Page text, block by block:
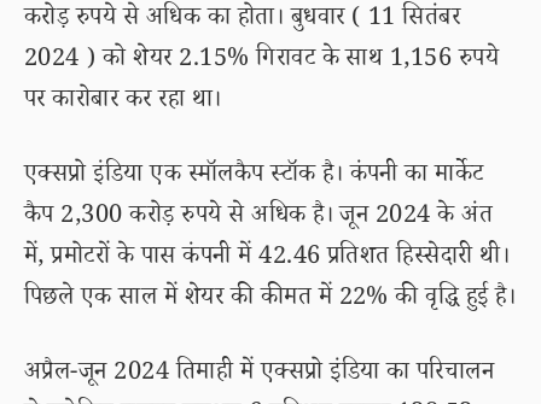
करोड़ रुपये से अधिक का होता। बुधवार ( 11 सितंबर
2024 ) को शेयर 2.15% गिरावट के साथ 1,156 रुपये
पर कारोबार कर रहा था।
एक्सप्रो इंडिया एक स्मॉलकैप स्टॉक है। कंपनी का मार्केट
कैप 2,300 करोड़ रुपये से अधिक है। जून 2024 के अंत
में, प्रमोटरों के पास कंपनी में 42.46 प्रतिशत हिस्सेदारी थी।
पिछले एक साल में शेयर की कीमत में 22% की वृद्धि हुई है।
अप्रैल-जून 2024 तिमाही में एक्सप्रो इंडिया का परिचालन